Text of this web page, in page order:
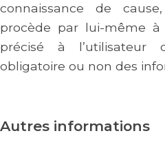
connaissance de
procède par lui-même à
précisé à
obligatoire ou non des
Autres informations